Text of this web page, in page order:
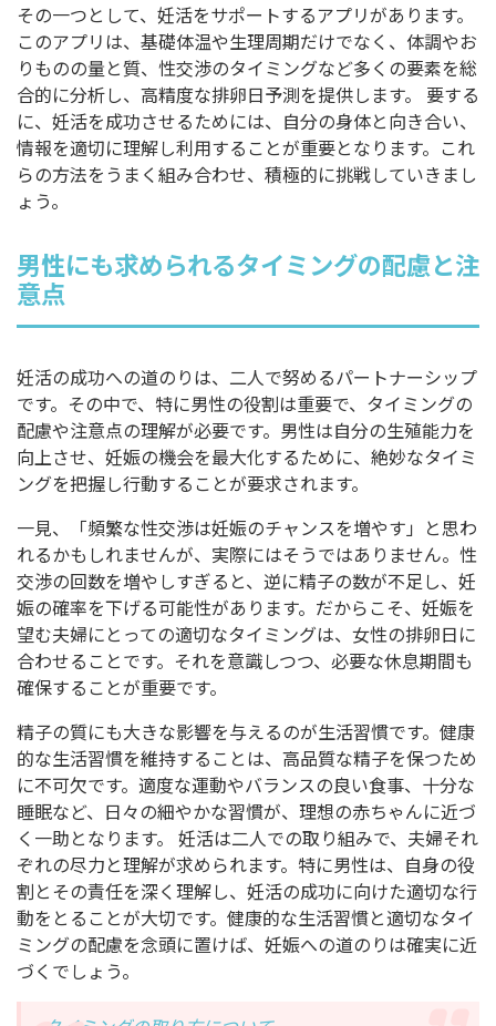
その一つとして、妊活をサポートするアプリがあります。
このアプリは、基礎体温や生理周期だけでなく、体調やお
りものの量と質、性交渉のタイミングなど多くの要素を総
合的に分析し、高精度な排卵日予測を提供します。 要する
に、妊活を成功させるためには、自分の身体と向き合い、
情報を適切に理解し利用することが重要となります。これ
らの方法をうまく組み合わせ、積極的に挑戦していきまし
ょう。
男性にも求められるタイミングの配慮と注
意点
妊活の成功への道のりは、二人で努めるパートナーシップ
です。その中で、特に男性の役割は重要で、タイミングの
配慮や注意点の理解が必要です。男性は自分の生殖能力を
向上させ、妊娠の機会を最大化するために、絶妙なタイミ
ングを把握し行動することが要求されます。
一見、「頻繁な性交渉は妊娠のチャンスを増やす」と思わ
れるかもしれませんが、実際にはそうではありません。性
交渉の回数を増やしすぎると、逆に精子の数が不足し、妊
娠の確率を下げる可能性があります。だからこそ、妊娠を
望む夫婦にとっての適切なタイミングは、女性の排卵日に
合わせることです。それを意識しつつ、必要な休息期間も
確保することが重要です。
精子の質にも大きな影響を与えるのが生活習慣です。健康
的な生活習慣を維持することは、高品質な精子を保つため
に不可欠です。適度な運動やバランスの良い食事、十分な
睡眠など、日々の細やかな習慣が、理想の赤ちゃんに近づ
く一助となります。 妊活は二人での取り組みで、夫婦それ
ぞれの尽力と理解が求められます。特に男性は、自身の役
割とその責任を深く理解し、妊活の成功に向けた適切な行
動をとることが大切です。健康的な生活習慣と適切なタイ
ミングの配慮を念頭に置けば、妊娠への道のりは確実に近
づくでしょう。